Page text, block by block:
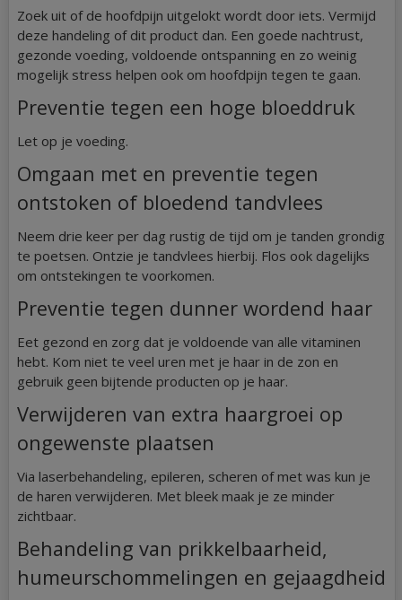
Zoek uit of de hoofdpijn uitgelokt wordt door iets. Vermijd
deze handeling of dit product dan. Een goede nachtrust,
gezonde voeding, voldoende ontspanning en zo weinig
mogelijk stress helpen ook om hoofdpijn tegen te gaan.
Preventie tegen een hoge bloeddruk
Let op je voeding.
Omgaan met en preventie tegen
ontstoken of bloedend tandvlees
Neem drie keer per dag rustig de tijd om je tanden grondig
te poetsen. Ontzie je tandvlees hierbij. Flos ook dagelijks
om ontstekingen te voorkomen.
Preventie tegen dunner wordend haar
Eet gezond en zorg dat je voldoende van alle vitaminen
hebt. Kom niet te veel uren met je haar in de zon en
gebruik geen bijtende producten op je haar.
Verwijderen van extra haargroei op
ongewenste plaatsen
Via laserbehandeling, epileren, scheren of met was kun je
de haren verwijderen. Met bleek maak je ze minder
zichtbaar.
Behandeling van prikkelbaarheid,
humeurschommelingen en gejaagdheid